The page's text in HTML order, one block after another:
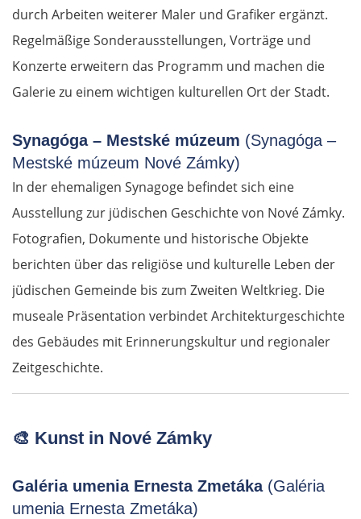
durch Arbeiten weiterer Maler und Grafiker ergänzt.
Regelmäßige Sonderausstellungen, Vorträge und
Konzerte erweitern das Programm und machen die
Galerie zu einem wichtigen kulturellen Ort der Stadt.
Synagóga – Mestské múzeum (Synagóga –
Mestské múzeum Nové Zámky)
In der ehemaligen Synagoge befindet sich eine
Ausstellung zur jüdischen Geschichte von Nové Zámky.
Fotografien, Dokumente und historische Objekte
berichten über das religiöse und kulturelle Leben der
jüdischen Gemeinde bis zum Zweiten Weltkrieg. Die
museale Präsentation verbindet Architekturgeschichte
des Gebäudes mit Erinnerungskultur und regionaler
Zeitgeschichte.
🎨 Kunst in Nové Zámky
Galéria umenia Ernesta Zmetáka(Galéria
umenia Ernesta Zmetáka)